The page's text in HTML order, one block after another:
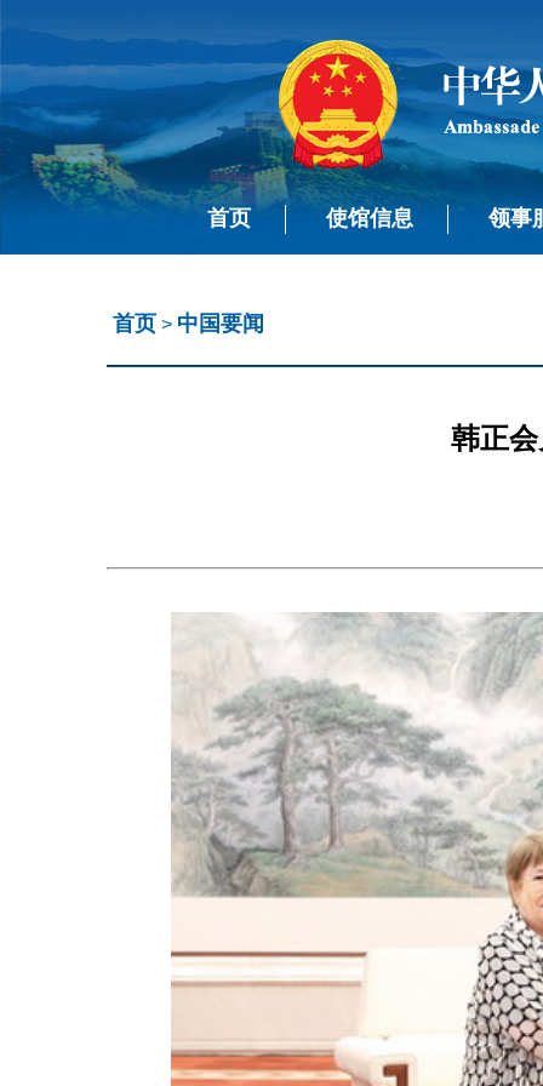
首页 使馆信息 领事
首页 > 中国要闻
韩正